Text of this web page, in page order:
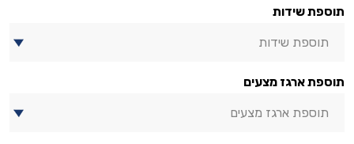
תוספת שידות
תוספת שידות
תוספת ארגז מצעים
תוספת ארגז מצעים